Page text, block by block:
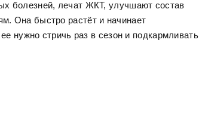
болезней, лечат ЖКТ, улучшают состав
Она быстро растёт и начинает
нужно стричь раз в сезон и подкармливать